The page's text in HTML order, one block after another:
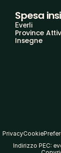
Spesa
Everli
Province
Insegne
PrivacyCookie
Indirizzo PEC: